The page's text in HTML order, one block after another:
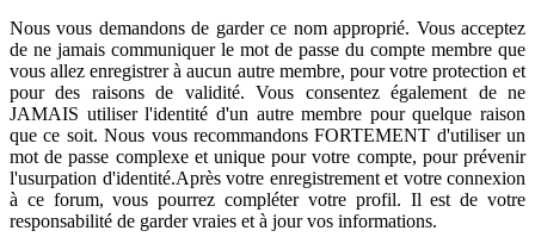
Nous vous demandons de garder ce nom approprié. Vous acceptez
de ne jamais communiquer le mot de passe du compte membre que
vous allez enregistrer à aucun autre membre, pour votre protection et
pour des raisons de validité. Vous consentez également de ne
JAMAIS utiliser l'identité d'un autre membre pour quelque raison
que ce soit. Nous vous recommandons FORTEMENT d'utiliser un
mot de passe complexe et unique pour votre compte, pour prévenir
l'usurpation d'identité.Après votre enregistrement et votre connexion
à ce forum, vous pourrez compléter votre profil. Il est de votre
responsabilité de garder vraies et à jour vos informations.